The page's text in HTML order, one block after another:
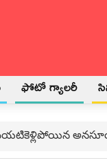
ఫోటో గ్యాలరీ
బ‌య‌టికెళ్లిపోయిన‌